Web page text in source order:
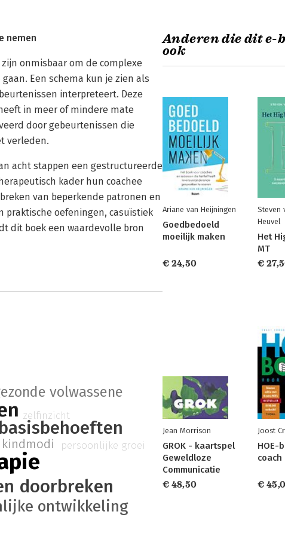
nemen
onmisbaar om de complexe
Een schema kun je zien als
interpreteert. Deze
in meer of mindere mate
door gebeurtenissen die
verleden.
acht stappen een gestructureerde
kader hun coachee
van beperkende patronen en
praktische oefeningen, casuïstiek
dit boek een waardevolle bron
doorbreken
basisbehoeften
ontwikkeling
volwassene
kindmodi
zelfinzicht
persoonlijke groei
Anderen die dit e-
ook
Ariane van Heijningen
Goedbedoeld
moeilijk maken
€ 24,50
Steven
Heuvel
Het
MT
€
Jean Morrison
GROK - kaartspel
Geweldloze
Communicatie
€ 48,50
Joost
HOE-
coach
€